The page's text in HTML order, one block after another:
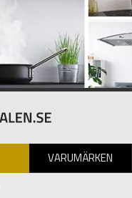
VARUMÄRKEN
BILDGALLERI